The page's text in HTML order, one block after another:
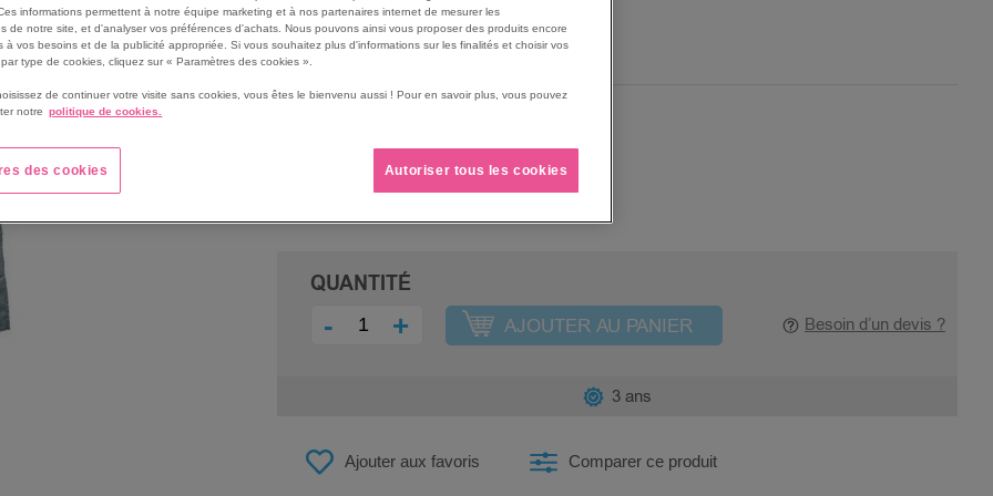
Patins de protection du sol.
Voir le descriptif complet
269,00 €
QUANTITÉ
- + AJOUTER AU PANIER Besoin d’un devis ?
Ajouter aux favoris Comparer ce produit
3 ans
informations permettent à notre équipe marketing et à nos partenaires internet de mesurer les
de notre site, et d'analyser vos préférences d'achats. Nous pouvons ainsi vous proposer des produits encore
à vos besoins et de la publicité appropriée. Si vous souhaitez plus d'informations sur les finalités et choisir vos
type de cookies, cliquez sur « Paramètres des cookies ».
de continuer votre visite sans cookies, vous êtes le bienvenu aussi ! Pour en savoir plus, vous pouvez
notre politique de cookies.
des cookies Autoriser tous les cookies